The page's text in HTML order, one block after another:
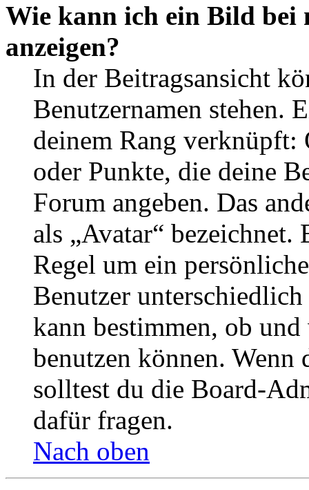
Wie kann ich ein Bild bei
anzeigen?
In der Beitragsansicht
Benutzernamen stehen.
deinem Rang verknüpft:
oder Punkte, die deine
Forum angeben. Das
als „Avatar“
Regel um ein
Benutzer
kann bestimmen, ob
benutzen können. Wenn
solltest du die Board-
dafür fragen.
Nach oben